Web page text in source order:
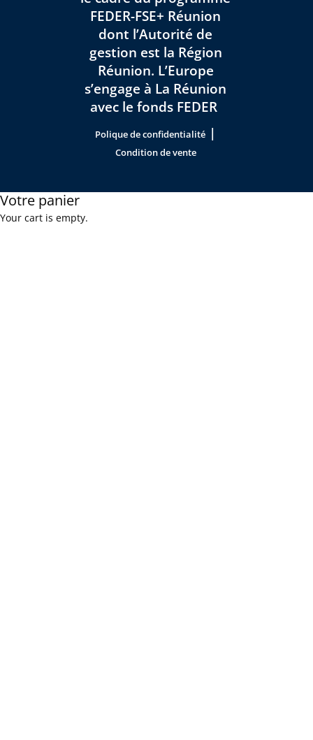
FEDER-FSE+ Réunion
dont l’Autorité de
gestion est la Région
Réunion. L’Europe
s’engage à La Réunion
avec le fonds FEDER
Polique de confidentialité |
Condition de vente
Votre panier
Your cart is empty.